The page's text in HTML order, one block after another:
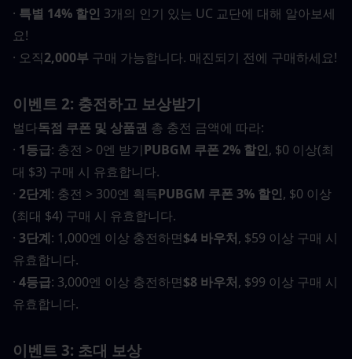
· 특별 14% 할인 3개의 인기 있는 UC 교단에 대해 알아보세
요!
· 오직2,000부 구매 가능합니다. 매진되기 전에 구매하세요!
이벤트 2: 충전하고 보상받기
벌다독점 쿠폰 및 상품권 총 충전 금액에 따라:
· 1등급: 충전 > 0엔 받기PUBGM 쿠폰 2% 할인, $0 이상(최
대 $3) 구매 시 유효합니다.
· 2단계: 충전 > 300엔 획득PUBGM 쿠폰 3% 할인, $0 이상
(최대 $4) 구매 시 유효합니다.
· 3단계: 1,000엔 이상 충전하면$4 바우처, $59 이상 구매 시
유효합니다.
· 4등급: 3,000엔 이상 충전하면$8 바우처, $99 이상 구매 시
유효합니다.
이벤트 3: 초대 보상